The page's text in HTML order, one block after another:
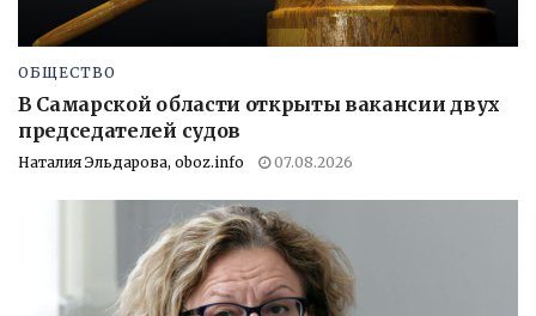
ОБЩЕСТВО
В Самарской области открыты вакансии двух
председателей судов
Наталия Эльдарова, oboz.info 07.08.2026